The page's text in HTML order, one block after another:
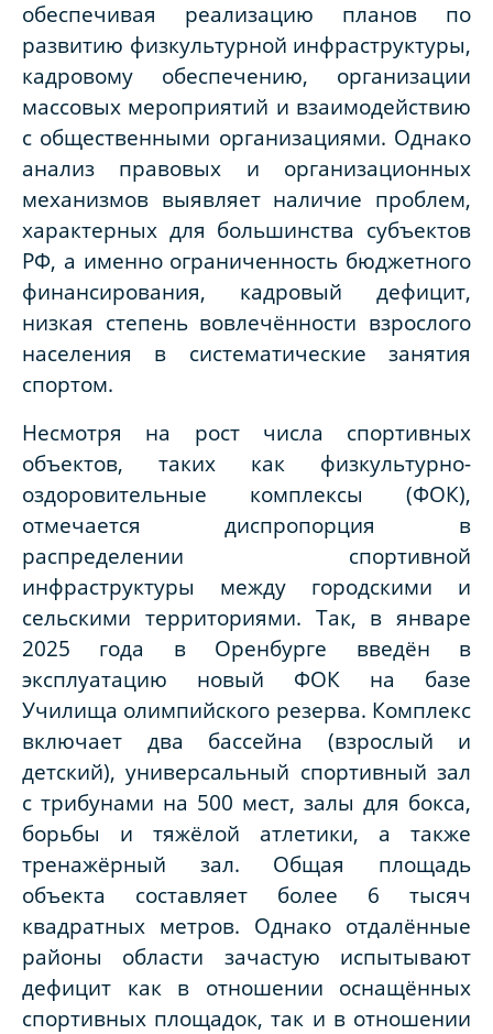
обеспечивая реализацию планов по
развитию физкультурной инфраструктуры,
кадровому обеспечению, организации
массовых мероприятий и взаимодействию
с общественными организациями. Однако
анализ правовых и организационных
механизмов выявляет наличие проблем,
характерных для большинства субъектов
РФ, а именно ограниченность бюджетного
финансирования, кадровый дефицит,
низкая степень вовлечённости взрослого
населения в систематические занятия
спортом.
Несмотря на рост числа спортивных
объектов, таких как физкультурно-
оздоровительные комплексы (ФОК),
отмечается диспропорция в
распределении спортивной
инфраструктуры между городскими и
сельскими территориями. Так, в январе
2025 года в Оренбурге введён в
эксплуатацию новый ФОК на базе
Училища олимпийского резерва. Комплекс
включает два бассейна (взрослый и
детский), универсальный спортивный зал
с трибунами на 500 мест, залы для бокса,
борьбы и тяжёлой атлетики, а также
тренажёрный зал. Общая площадь
объекта составляет более 6 тысяч
квадратных метров. Однако отдалённые
районы области зачастую испытывают
дефицит как в отношении оснащённых
спортивных площадок, так и в отношении